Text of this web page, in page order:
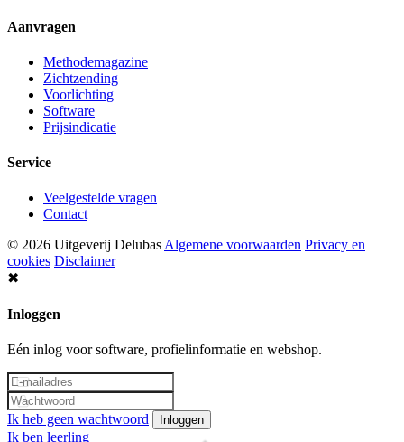
Aanvragen
Methodemagazine
Zichtzending
Voorlichting
Software
Prijsindicatie
Service
Veelgestelde vragen
Contact
© 2026 Uitgeverij DelubasAlgemene voorwaarden Privacy en
cookies Disclaimer
✖
Inloggen
Eén inlog voor software, profielinformatie en webshop.
Ik heb geen wachtwoord Inloggen
Ik ben leerling